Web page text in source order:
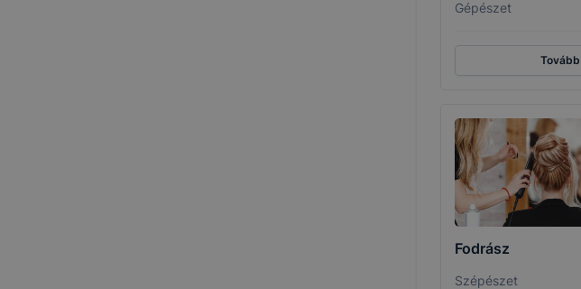
Gépészet
Tovább
Fodrász
Szépészet